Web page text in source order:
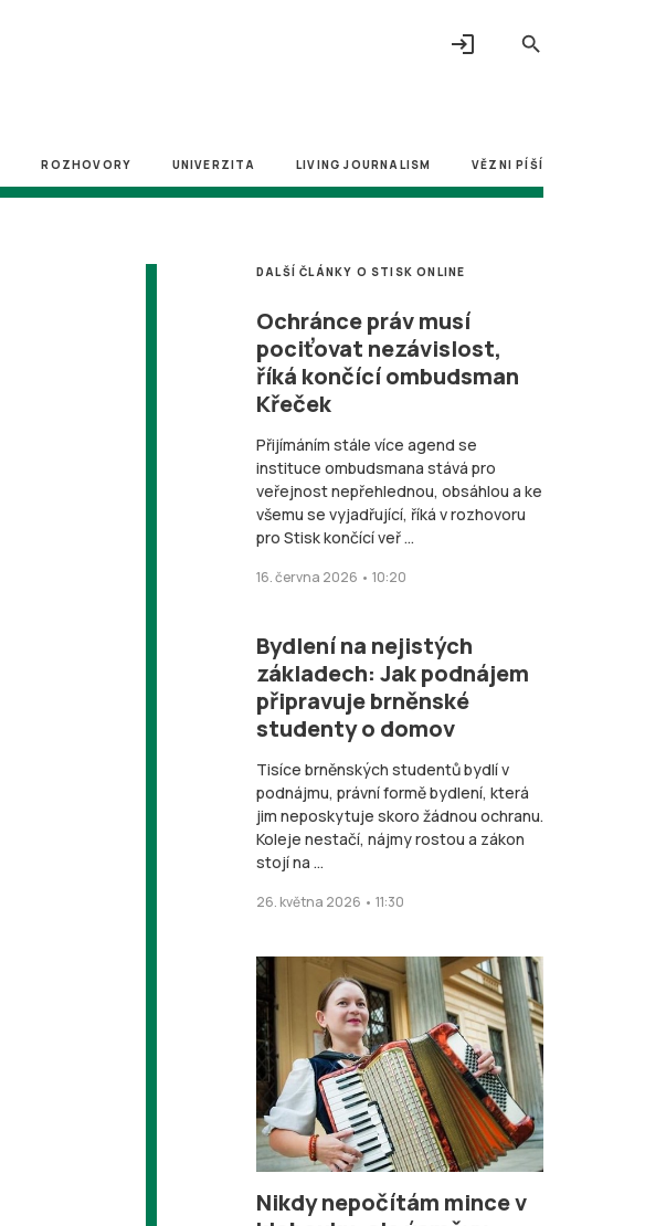
search
login
ROZHOVORY UNIVERZITA LIVING JOURNALISM VĚZNI PÍŠÍ
DALŠÍ ČLÁNKY O STISK ONLINE
Ochránce práv musí
pociťovat nezávislost,
říká končící ombudsman
Křeček
Přijímáním stále více agend se
instituce ombudsmana stává pro
veřejnost nepřehlednou, obsáhlou a ke
všemu se vyjadřující, říká v rozhovoru
pro Stisk končící veř ...
16. června 2026 • 10:20
Bydlení na nejistých
základech: Jak podnájem
připravuje brněnské
studenty o domov
Tisíce brněnských studentů bydlí v
podnájmu, právní formě bydlení, která
jim neposkytuje skoro žádnou ochranu.
Koleje nestačí, nájmy rostou a zákon
stojí na ...
26. května 2026 • 11:30
Nikdy nepočítám mince v